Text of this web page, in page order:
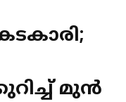
മുന്‍